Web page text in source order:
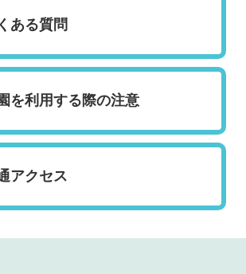
ある質問
を利用する際の注意
アクセス